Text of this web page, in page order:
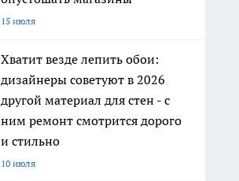
15 июля
Хватит везде лепить обои:
дизайнеры советуют в 2026
другой материал для стен - с
ним ремонт смотрится дорого
и стильно
10 июля